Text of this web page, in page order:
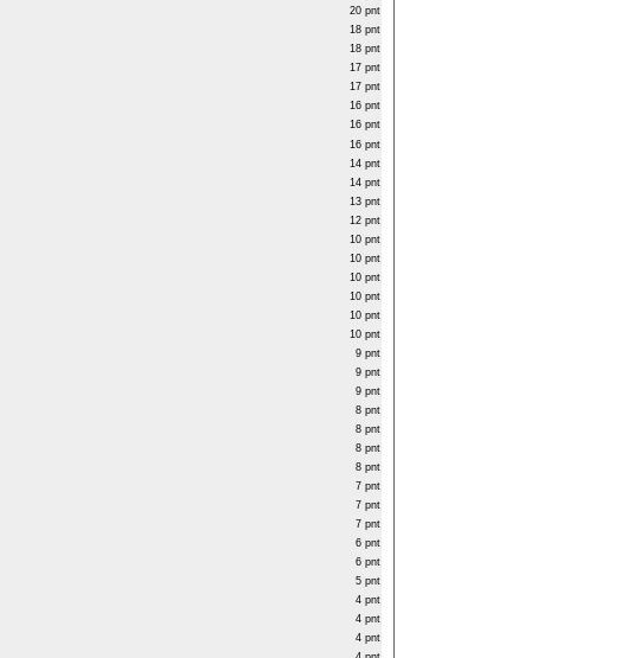
20 pnt
18 pnt
18 pnt
17 pnt
17 pnt
16 pnt
16 pnt
16 pnt
14 pnt
14 pnt
13 pnt
12 pnt
10 pnt
10 pnt
10 pnt
10 pnt
10 pnt
10 pnt
9 pnt
9 pnt
9 pnt
8 pnt
8 pnt
8 pnt
8 pnt
7 pnt
7 pnt
7 pnt
6 pnt
6 pnt
5 pnt
4 pnt
4 pnt
4 pnt